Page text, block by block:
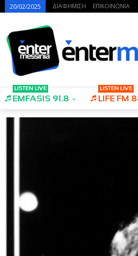
20/02/2025 ΔΙΑΦΗΜΙΣΗ ΕΠΙΚΟΙΝΩΝΙΑ
EMFASIS 91.8
LISTEN LIVE
LIFE FM
LISTEN LIVE